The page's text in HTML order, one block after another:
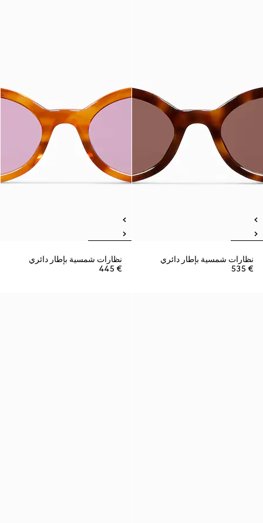
نظارات شمسية بإطار دائري
€ 535
نظارات شمسية بإطار دائري
€ 445